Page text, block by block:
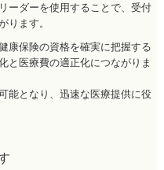
ーダーを使用することで、受付
ります。
康保険の資格を確実に把握する
と医療費の適正化につながりま
能となり、迅速な医療提供に役